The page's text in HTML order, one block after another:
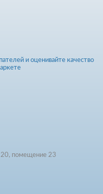
20, помещение 23